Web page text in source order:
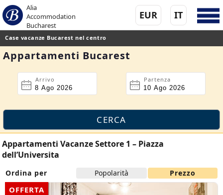
Alia
Accommodation
Bucharest
IT
EUR
Case vacanze Bucarest nel centro
Appartamenti Bucarest
Arrivo Partenza
Appartamenti Vacanze Settore 1 – Piazza
dell’Universita
Ordina per Popolarità Prezzo
OFFERTA